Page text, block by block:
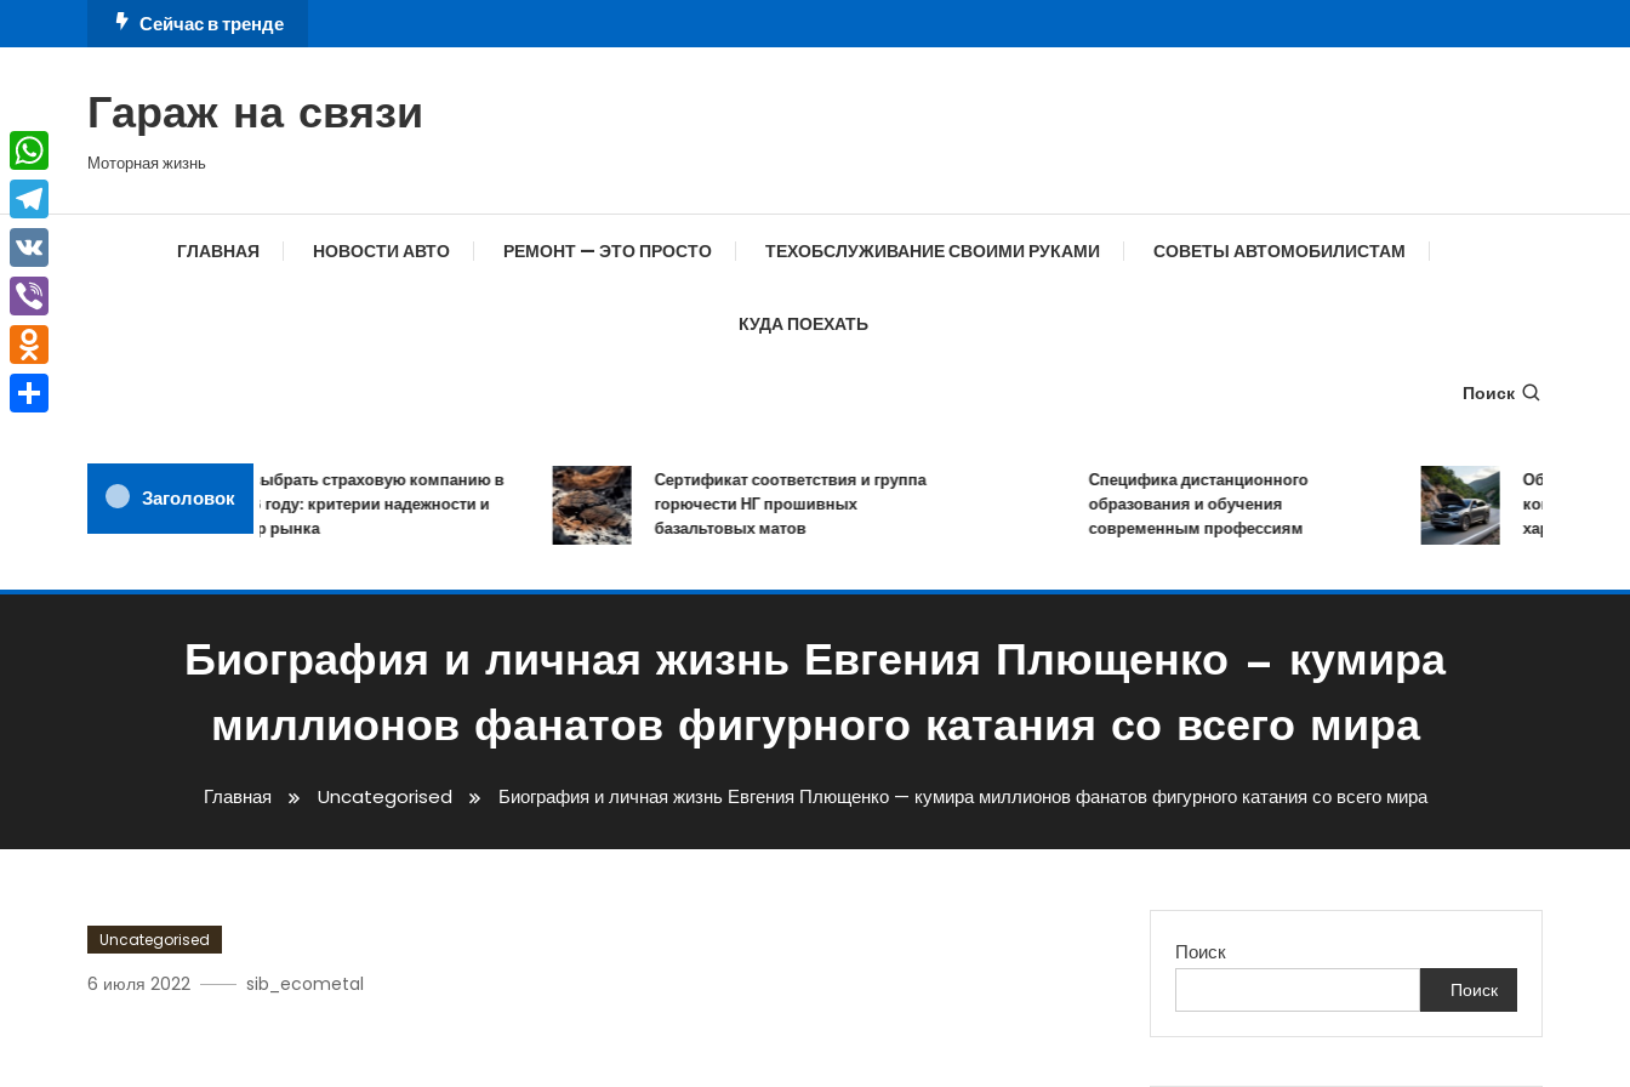
к
Сейчас в тренде
Гараж на связи
Моторная жизнь
ГЛАВНАЯ НОВОСТИ АВТО РЕМОНТ — ЭТО ПРОСТО ТЕХОБСЛУЖИВАНИЕ СВОИМИ РУКАМИ СОВЕТЫ АВТОМОБИЛИСТАМ
КУДА ПОЕХАТЬ
Поиск
Заголовок
Как выбрать страховую компанию в
2026 году: критерии надежности и
обзор рынка
Сертификат соответствия и группа
горючести НГ прошивных
базальтовых матов
Специфика дистанционного
образования и обучения
современным профессиям
Обзор TANK 500:
комплектации и
характеристики
Биография и личная жизнь Евгения Плющенко — кумира
миллионов фанатов фигурного катания со всего мира
Главная Uncategorised Биография и личная жизнь Евгения Плющенко — кумира миллионов фанатов фигурного катания со всего мира
Uncategorised
6 июля 2022 sib_ecometal
Поиск
Поиск
WhatsApp
Telegram
VK
Viber
Odnoklassniki